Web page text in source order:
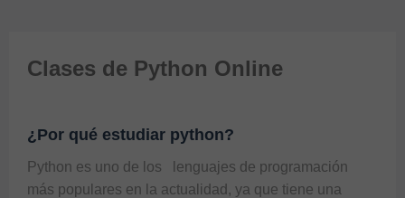
Clases de Python Online
¿Por qué estudiar python?
Python es uno de los
más populares en la actualidad, ya que tiene una